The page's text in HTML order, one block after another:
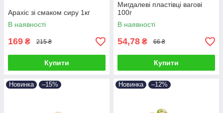
Арахіс зі смаком сиру 1кг
В наявності
169 ₴ 215 ₴
Купити
Мигдалеві пластівці вагові
100г
В наявності
54,78 ₴ 66 ₴
Купити
Новинка –15% Новинка –12%